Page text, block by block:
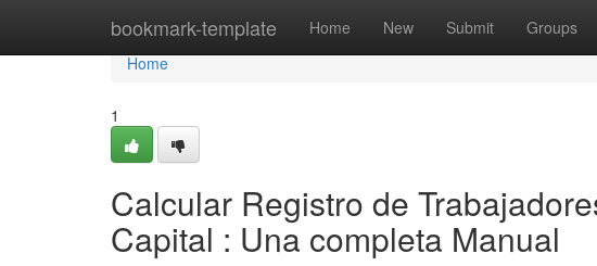
bookmark-template Home New Submit Groups
Home
Home
1
Calcular Registro de
Capital : Una completa Manual